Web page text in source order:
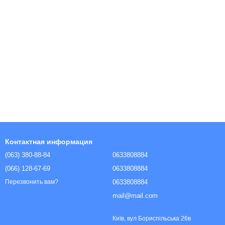
Контактная информация
(063) 380-88-84
(066) 128-67-69
Перезвонить вам?
0633808884
0633808884
0633808884
mail@mail.com
Київ, вул Бориспільська 26в